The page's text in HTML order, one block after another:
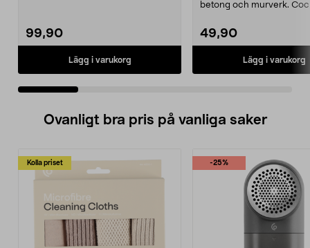
99,90
Lägg i varukorg
betong och murverk.
49,90
Lägg i varukorg
Ovanligt bra pris på vanliga saker
Kolla priset -25%